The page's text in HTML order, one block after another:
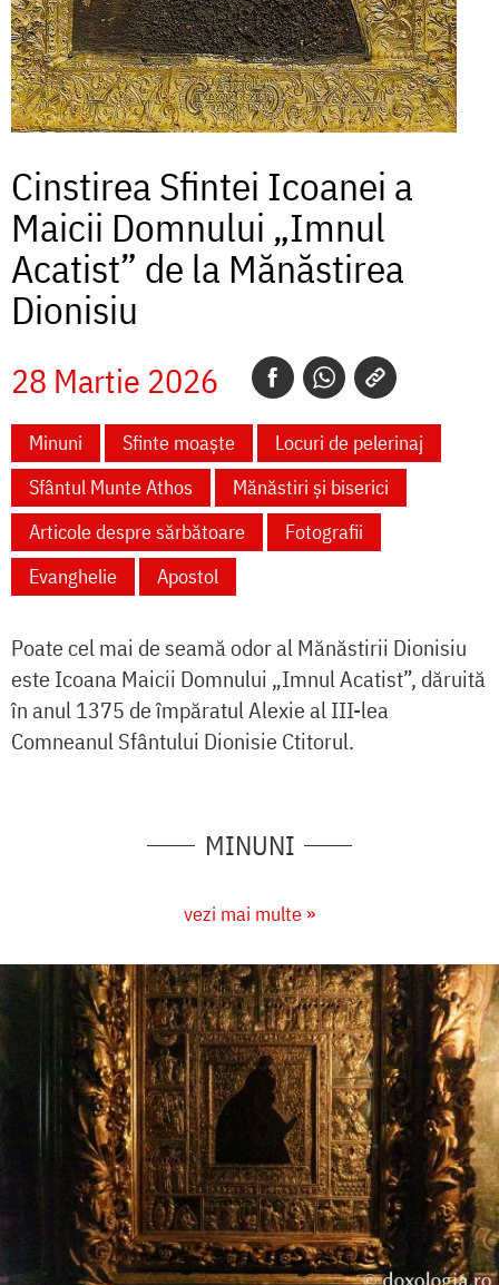
Cinstirea Sfintei Icoanei a
Maicii Domnului „Imnul
Acatist” de la Mănăstirea
Dionisiu
28 Martie 2026
Minuni Sfinte moaște
Locuri de pelerinaj
Sfântul Munte Athos
Mănăstiri și biserici
Articole despre sărbătoare
Fotografii
Evanghelie
Apostol
Poate cel mai de seamă odor al Mănăstirii Dionisiu
este Icoana Maicii Domnului „Imnul Acatist”, dăruită
în anul 1375 de împăratul Alexie al III-lea
Comneanul Sfântului Dionisie Ctitorul.
MINUNI
vezi mai multe »